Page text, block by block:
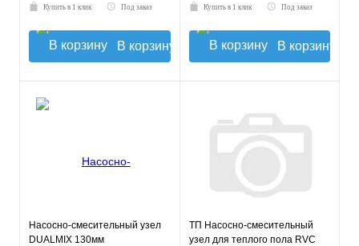
Купить в 1 клик Под заказ
В корзину
Купить в 1 клик Под заказ
В корзину
Насосно-смесительный узел
DUALMIX 130мм
ТП Насосно-смесительный
узел для теплого пола RVC